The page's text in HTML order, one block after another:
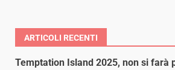
ARTICOLI RECENTI
Temptation Island 2025, non si farà